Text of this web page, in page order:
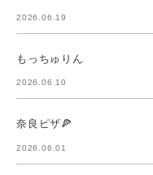
2026.06.19
もっちゅりん
2026.06.10
奈良ピザ🍕
2026.06.01